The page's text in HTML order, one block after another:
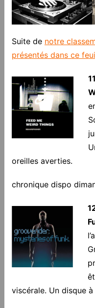
Suite de notre
présentés dans ce
oreilles averties.
chronique dispo
viscérale. Un disque